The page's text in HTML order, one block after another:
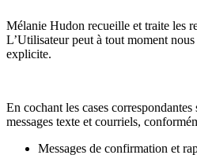
Mélanie Hudon recueille et traite les
L’Utilisateur peut à tout moment
explicite.
En cochant les cases
messages texte et courriels,
Messages de confirmation et